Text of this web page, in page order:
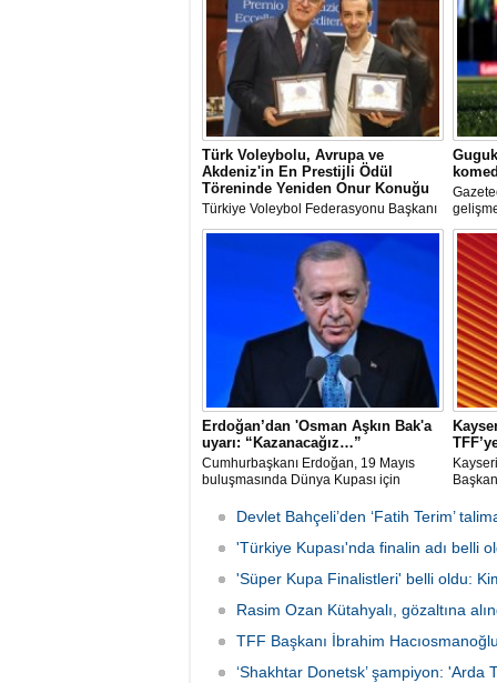
Türk Voleybolu, Avrupa ve
Akdeniz'in En Prestijli Ödül
Töreninde Yeniden Onur Konuğu
Türkiye Voleybol Federasyonu Başkanı
Mehmet Akif Üstündağ ile A Milli Kadın
Voleybol Takımı Başantrenörü Daniele
Santarelli, İtalya'nın başkenti Roma'da
düzenlenecek Euro-Mediterranean
Excellence Award 2026 (Akdeniz
Mükemmeliyet Ödülü) törenine 2. kez
resmi olarak davet edildi.
Erdoğan’dan 'Osman Aşkın Bak'a
uyarı: “Kazanacağız…”
Cumhurbaşkanı Erdoğan, 19 Mayıs
buluşmasında Dünya Kupası için
Spor Bakanı Osman Aşkın Bak’a,
"Sürpriz yapabiliriz deme, kazanacağız
diyeceksin" sözleriyle müdahale etti.
ve
Devlet Bahçeli’den ‘Fatih Terim’
'Türkiye Kupası'nda finalin adı belli
'Süper Kupa Finalistleri' belli oldu:
Rasim Ozan Kütahyalı, gözaltına
TFF Başkanı İbrahim
‘Shakhtar Donetsk’ şampiyon: 'Arda